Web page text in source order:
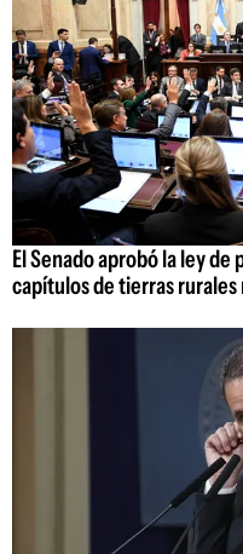
El Senado aprobó la ley
capítulos de tierras